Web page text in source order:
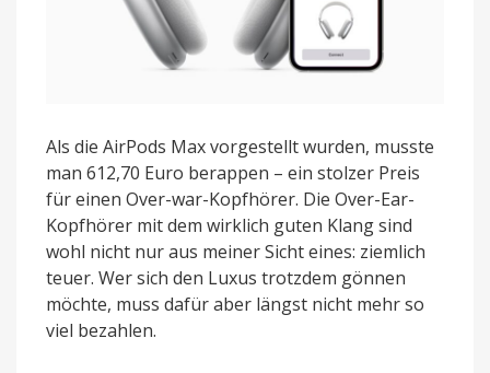
Als die AirPods Max vorgestellt wurden, musste
man 612,70 Euro berappen – ein stolzer Preis
für einen Over-war-Kopfhörer. Die Over-Ear-
Kopfhörer mit dem wirklich guten Klang sind
wohl nicht nur aus meiner Sicht eines: ziemlich
teuer. Wer sich den Luxus trotzdem gönnen
möchte, muss dafür aber längst nicht mehr so
viel bezahlen.